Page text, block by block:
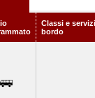
Classi e
bordo